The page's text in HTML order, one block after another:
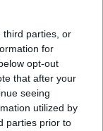
third parties, or
for
opt-out
that after your
seeing
utilized by
parties prior to